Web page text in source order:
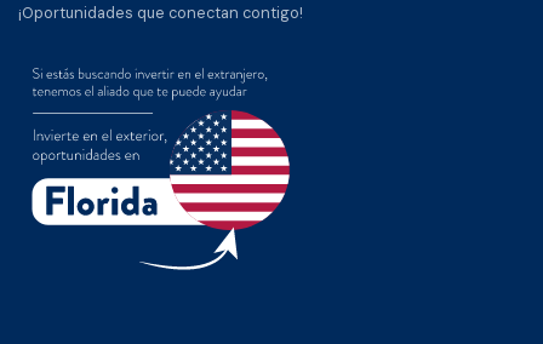
¡Oportunidades que conectan contigo!